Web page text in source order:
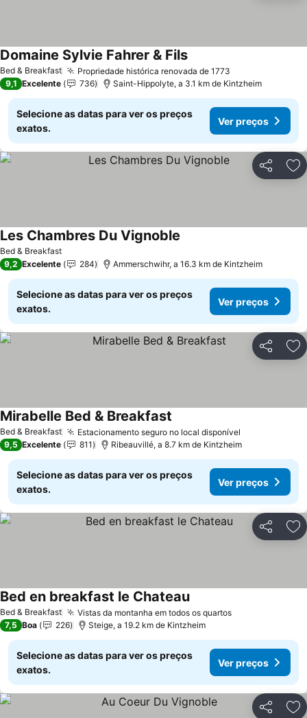
Bed & Breakfast Propriedade histórica renovada de 1773
Domaine Sylvie Fahrer & Fils
9,1 Excelente 736 Saint-Hippolyte, a 3.1 km de Kintzheim
Selecione as datas para ver os preços
exatos.
Ver preços
Partilhar
Bed & Breakfast
Les Chambres Du Vignoble
9,2 Excelente 284 Ammerschwihr, a 16.3 km de Kintzheim
Selecione as datas para ver os preços
exatos.
Ver preços
Partilhar
Bed & Breakfast Estacionamento seguro no local disponível
Mirabelle Bed & Breakfast
9,5 Excelente 811 Ribeauvillé, a 8.7 km de Kintzheim
Selecione as datas para ver os preços
exatos.
Ver preços
Partilhar
Bed & Breakfast Vistas da montanha em todos os quartos
Bed en breakfast le Chateau
7,5 Boa 226 Steige, a 19.2 km de Kintzheim
Selecione as datas para ver os preços
exatos.
Ver preços
Partilhar